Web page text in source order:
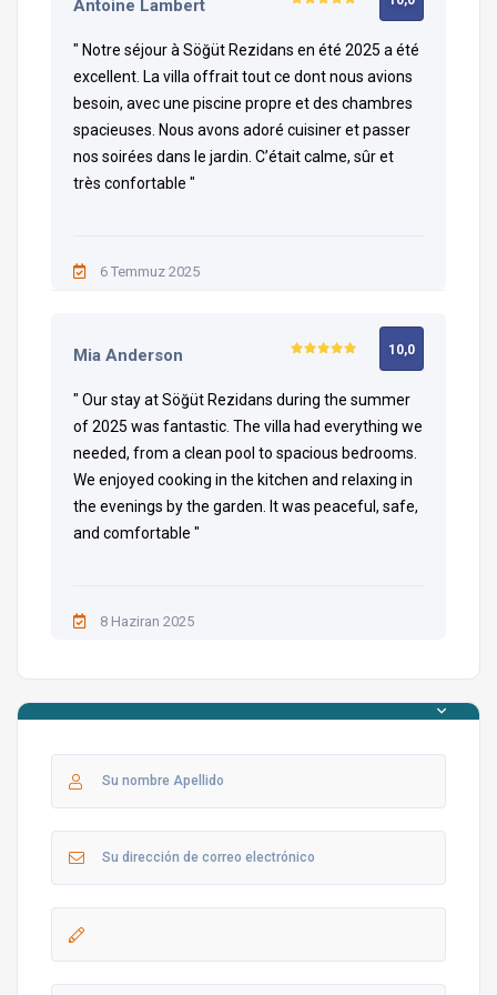
necesitar en su estadía para recibirlos a ustedes,
posible y asegurarnos de que tengan unas vacaciones
perfectas.
Estaremos encantados de que compartas tus
sugerencias y opiniones con nosotros.
Antoine Lambert
" Notre séjour à Söğüt Rezidans en été 2025 a été
excellent. La villa offrait tout ce dont nous avions
besoin, avec une piscine propre et des chambres
spacieuses. Nous avons adoré cuisiner et passer
nos soirées dans le jardin. C’était calme, sûr et
très confortable "
6 Temmuz 2025
Mia Anderson 10,0
" Our stay at Söğüt Rezidans during the summer
of 2025 was fantastic. The villa had everything we
needed, from a clean pool to spacious bedrooms.
We enjoyed cooking in the kitchen and relaxing in
the evenings by the garden. It was peaceful, safe,
and comfortable "
8 Haziran 2025